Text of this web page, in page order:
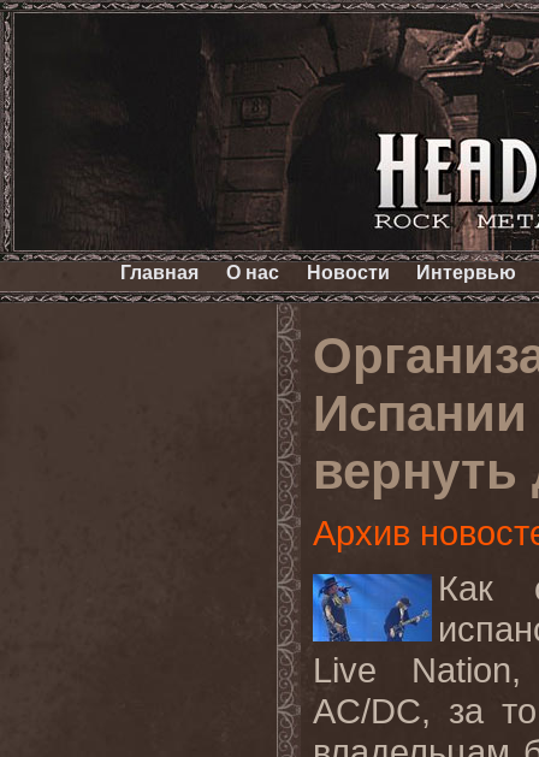
Главная О нас Новости Интервью
вернуть
Архив
Как
Live
Nation,
AC/DC, за